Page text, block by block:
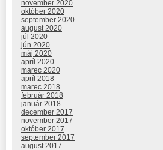
november 2020
október 2020
september 2020
august 2020
júl 2020
jún 2020
máj 2020
apríl 2020
marec 2020
apríl 2018
marec 2018
február 2018
január 2018
december 2017
november 2017
október 2017
september 2017
august 2017